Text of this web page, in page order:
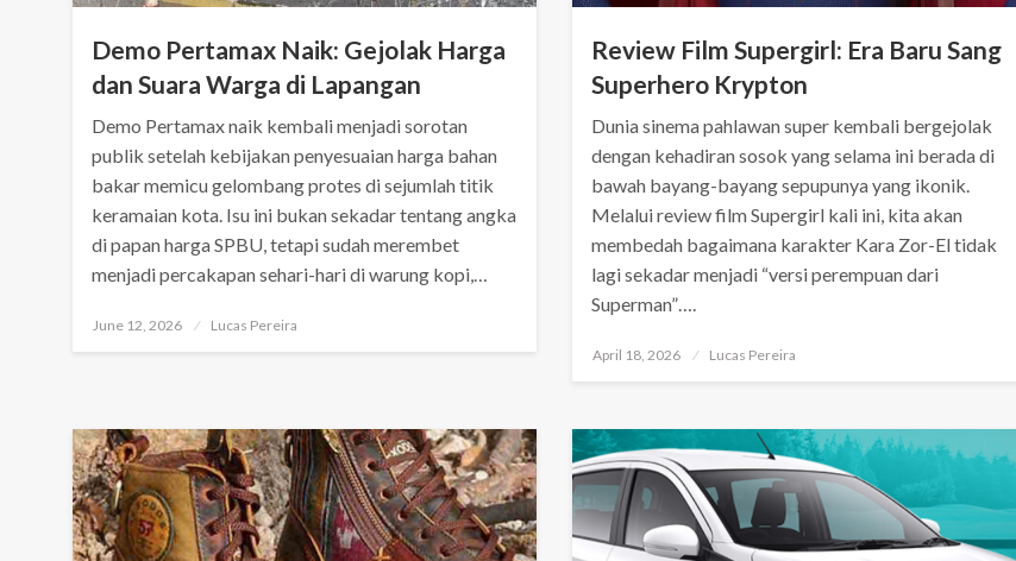
Demo Pertamax Naik: Gejolak Harga
dan Suara Warga di Lapangan
Demo Pertamax naik kembali menjadi sorotan
publik setelah kebijakan penyesuaian harga bahan
bakar memicu gelombang protes di sejumlah titik
keramaian kota. Isu ini bukan sekadar tentang angka
di papan harga SPBU, tetapi sudah merembet
menjadi percakapan sehari-hari di warung kopi,…
Posted
June 12, 2026 Lucas Pereira
Review Film Supergirl: Era Baru Sang
Superhero Krypton
Dunia sinema pahlawan super kembali bergejolak
dengan kehadiran sosok yang selama ini berada di
bawah bayang-bayang sepupunya yang ikonik.
Melalui review film Supergirl kali ini, kita akan
membedah bagaimana karakter Kara Zor-El tidak
lagi sekadar menjadi “versi perempuan dari
Superman”….
Posted
April 18, 2026 Lucas Pereira